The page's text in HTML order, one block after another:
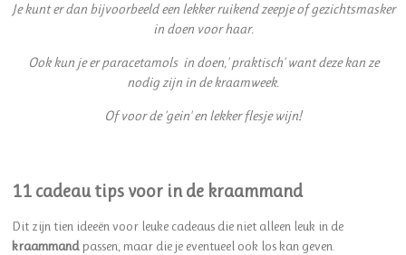
Je kunt er dan bijvoorbeeld een lekker ruikend zeepje of gezichtsmasker
in doen voor haar.
Ook kun je er paracetamols in doen,' praktisch' want deze kan ze
nodig zijn in de kraamweek.
Of voor de 'gein' en lekker flesje wijn!
11 cadeau tips voor in de kraammand
Dit zijn tien ideeën voor leuke cadeaus die niet alleen leuk in de
kraammandpassen, maar die je eventueel ook los kan geven.